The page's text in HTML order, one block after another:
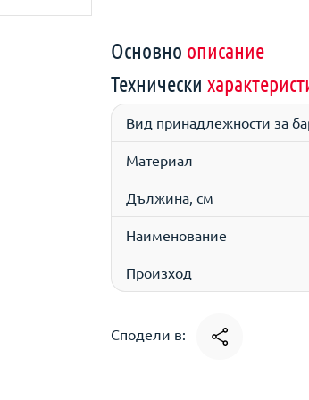
Основно описание
Технически
Вид принадлежности за
Материал
Дължина, см
Наименование
Произход
Сподели в: